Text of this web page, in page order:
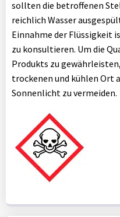
sollten die betroffenen
reichlich Wasser
Einnahme der Flüssigkeit
zu konsultieren. Um die
Produkts zu
trockenen und kühlen Ort
Sonnenlicht zu vermeiden.